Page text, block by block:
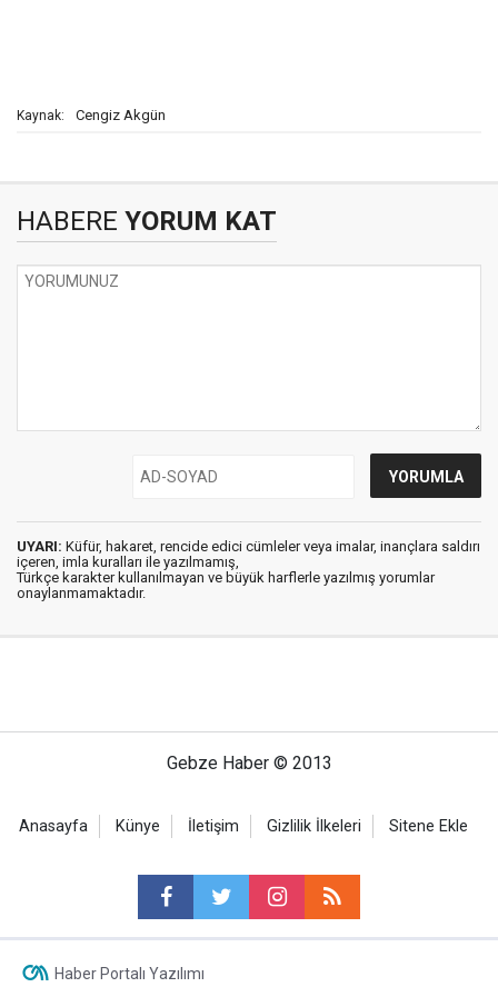
Kaynak: Cengiz Akgün
HABERE YORUM KAT
UYARI: Küfür, hakaret, rencide edici cümleler veya imalar, inançlara saldırı
içeren, imla kuralları ile yazılmamış,
Türkçe karakter kullanılmayan ve büyük harflerle yazılmış yorumlar
onaylanmamaktadır.
Gebze Haber © 2013
Anasayfa Künye İletişim Gizlilik İlkeleri Sitene Ekle
Haber Portalı Yazılımı